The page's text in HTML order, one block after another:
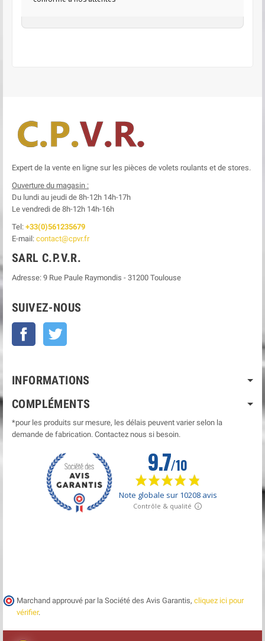
Expert de la vente en ligne sur les pièces de volets roulants et de stores.
Ouverture du magasin :
Du lundi au jeudi de 8h-12h 14h-17h
Le vendredi de 8h-12h 14h-16h
Tel: +33(0)561235679
E-mail: contact@cpvr.fr
SARL C.P.V.R.
Adresse: 9 Rue Paule Raymondis - 31200 Toulouse
SUIVEZ-NOUS
Facebook
INFORMATIONS
COMPLÉMENTS
*pour les produits sur mesure, les délais peuvent varier selon la
demande de fabrication. Contactez nous si besoin.
Marchand approuvé par la Société des Avis Garantis, cliquez ici pour
vérifier.